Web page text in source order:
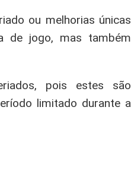
ou melhorias únicas
de jogo, mas também
pois estes são
limitado durante a